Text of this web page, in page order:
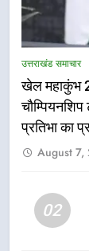
उत्तराखंड समाचार
खेल महाकुंभ
प्रतिभा का
August 7,
02
6